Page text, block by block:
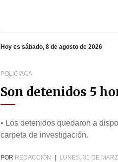
Hoy es sábado, 8 de agosto de 2026
POLICIACA
Son detenidos 5
• Los detenidos quedaron a
carpeta de investigación.
POR REDACCIÓN LUNES, 31 DE